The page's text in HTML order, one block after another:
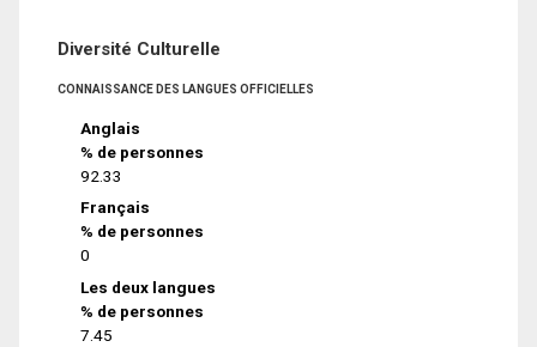
Diversité Culturelle
CONNAISSANCE DES LANGUES OFFICIELLES
Anglais
% de personnes
92.33
Français
% de personnes
0
Les deux langues
% de personnes
7.45